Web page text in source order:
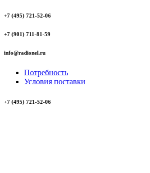
+7 (495) 721-52-06
+7 (901) 711-81-59
info@radionel.ru
Потребность
Условия поставки
+7 (495) 721-52-06